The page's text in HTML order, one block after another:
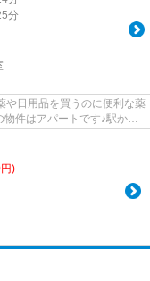
分
や日用品を買うのに便利な薬
件はアパートです♪駅から
)